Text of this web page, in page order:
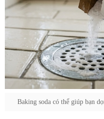
Baking soda có thể giúp bạn